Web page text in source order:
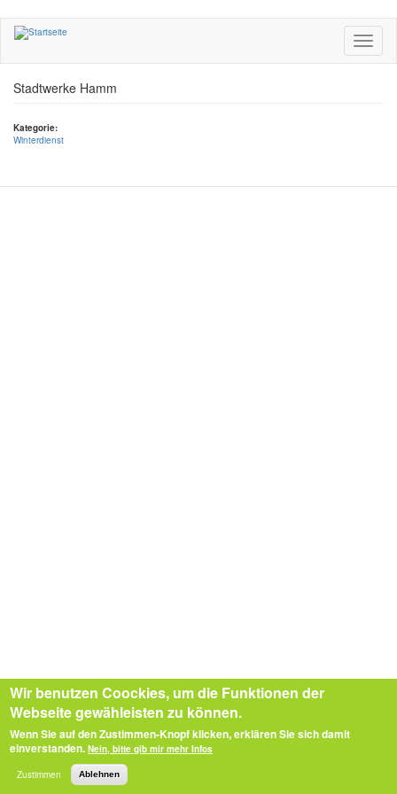
Direkt
zum
Toggle
Stadtwerke Hamm
Kategorie:
Winterdienst
Wir benutzen Coockies, um die Funktionen der
Webseite gewähleisten zu können.
Wenn Sie auf den Zustimmen-Knopf klicken, erklären Sie sich damit
einverstanden. Nein, bitte gib mir mehr Infos
Zustimmen Ablehnen